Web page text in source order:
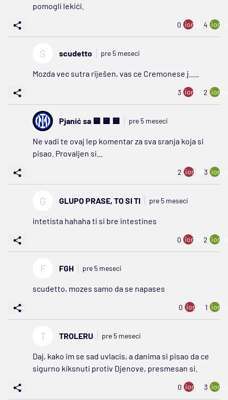
pomogli lekići.
0 ion:minus
4
S scudetto pre 5 meseci
Mozda vec sutra riješen, vas ce Cremonese j.....
3 ion:minus
2
Pjanić sa 🟨 🟨 🟨 pre 5 meseci
Ne vadi te ovaj lep komentar za sva sranja koja si
pisao. Provaljen si...
2 ion:minus
3
G GLUPO PRASE, TO SI TI pre 5 meseci
intetista hahaha ti si bre intestines
0 ion:minus
2
F FGH pre 5 meseci
scudetto, mozes samo da se napases
0 ion:minus
1
T TROLERU pre 5 meseci
Daj, kako im se sad uvlacis, a danima si pisao da ce
sigurno kiksnuti protiv Djenove, presmesan si.
0 ion:minus
3